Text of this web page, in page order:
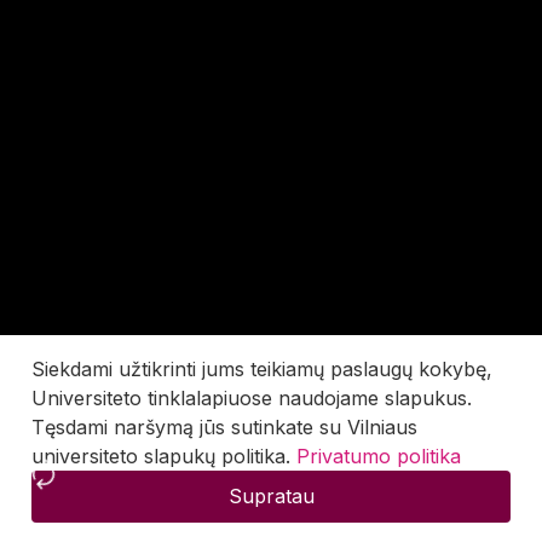
Siekdami užtikrinti jums teikiamų paslaugų kokybę,
Universiteto tinklalapiuose naudojame slapukus.
Tęsdami naršymą jūs sutinkate su Vilniaus
universiteto slapukų politika. Privatumo politika
Supratau